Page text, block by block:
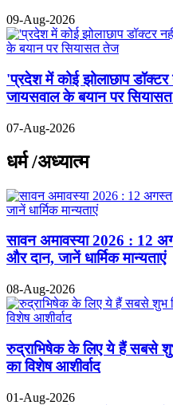
09-Aug-2026
'प्रदेश में कोई झोलाछाप डॉक्टर
जायसवाल के बयान पर
07-Aug-2026
धर्म /अध्यात्म
सावन अमावस्या 2026 : 12
और दान, जानें धार्मिक मान्यताएं
08-Aug-2026
रुद्राभिषेक के लिए ये हैं सबसे
का विशेष आशीर्वाद
01-Aug-2026